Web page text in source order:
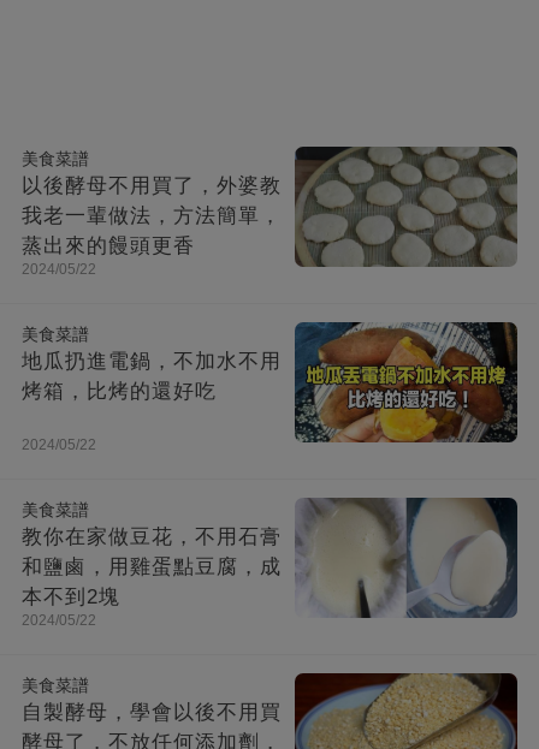
美食菜譜
以後酵母不用買了，外婆教
我老一輩做法，方法簡單，
蒸出來的饅頭更香
2024/05/22
美食菜譜
地瓜扔進電鍋，不加水不用
烤箱，比烤的還好吃
2024/05/22
美食菜譜
教你在家做豆花，不用石膏
和鹽鹵，用雞蛋點豆腐，成
本不到2塊
2024/05/22
美食菜譜
自製酵母，學會以後不用買
酵母了，不放任何添加劑，